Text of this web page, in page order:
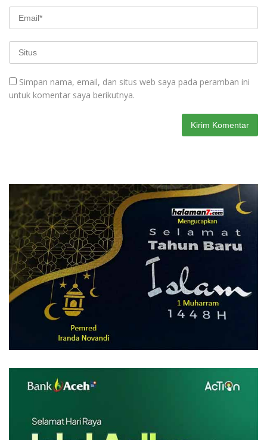
Simpan nama, email, dan situs web saya pada peramban ini
untuk komentar saya berikutnya.